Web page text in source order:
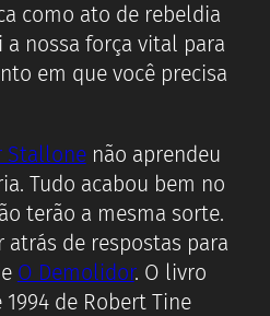
como ato de rebeldia
nossa força vital para
em que você precisa
Stallonenão aprendeu
Tudo acabou bem no
terão a mesma sorte.
atrás de respostas para
O Demolidor. O livro
1994 de Robert Tine